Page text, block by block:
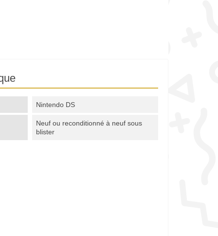
Nintendo DS
Neuf ou reconditionné à neuf sous
blister